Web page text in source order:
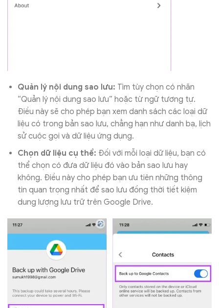
Quản lý nội dung sao lưu: Tìm tùy chọn có nhãn
“Quản lý nội dung sao lưu” hoặc từ ngữ tương tự.
Điều này sẽ cho phép bạn xem danh sách các loại dữ
liệu có trong bản sao lưu, chẳng hạn như danh bạ, lịch
sử cuộc gọi và dữ liệu ứng dụng.
Chọn dữ liệu cụ thể: Đối với mỗi loại dữ liệu, bạn có
thể chọn có đưa dữ liệu đó vào bản sao lưu hay
không. Điều này cho phép bạn ưu tiên những thông
tin quan trọng nhất để sao lưu đồng thời tiết kiệm
dung lượng lưu trữ trên Google Drive.